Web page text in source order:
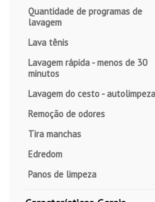
Quantidade de programas de
lavagem
Lava tênis
Lavagem rápida - menos de 30
minutos
Lavagem do cesto - autolimpeza
Remoção de odores
Tira manchas
Edredom
Panos de limpeza